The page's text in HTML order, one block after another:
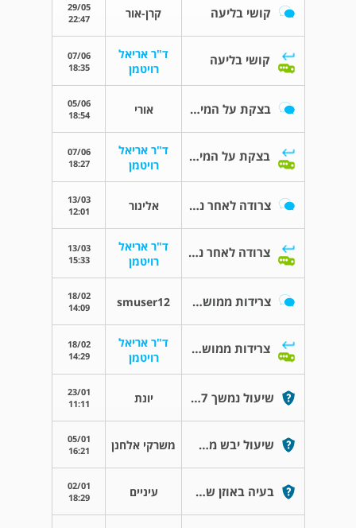
קושי בליעה קרן-אור
29/05
22:47
קושי בליעה
ד"ר אריאל
רויטמן
07/06
18:35
בצקת על המיתרים אורי
05/06
18:54
בצקת על המיתרים
ד"ר אריאל
רויטמן
07/06
18:27
צרודה לאחר ניתוח כריתה של בלוטת התריס אלינור
13/03
12:01
צרודה לאחר ניתוח כריתה של בלוטת התריס
ד"ר אריאל
רויטמן
13/03
15:33
צרידות ממושכת לתקפה smuser12
18/02
14:09
צרידות ממושכת לתקפה
ד"ר אריאל
רויטמן
18/02
14:29
שיעול נמשך 7 חודשים מצד שמאל יונת
23/01
11:11
שיעול יבש מתמשך כל שנה משרקי אלחנן
05/01
16:21
בעיה באוזן שמאל עיניים
02/01
18:29